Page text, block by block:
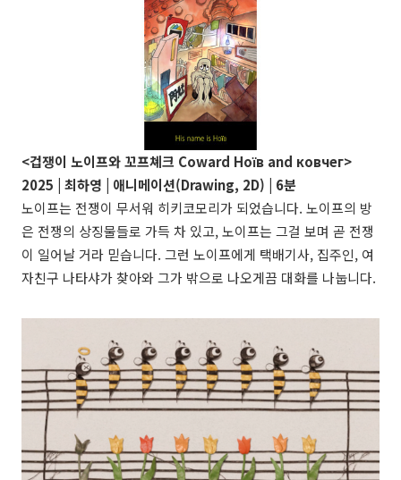
<겁쟁이 노이프와 꼬프쳬크 Coward Ноїв and ковчег>
2025 | 최하영 | 애니메이션(Drawing, 2D) | 6분
노이프는 전쟁이 무서워 히키코모리가 되었습니다. 노이프의 방
은 전쟁의 상징물들로 가득 차 있고, 노이프는 그걸 보며 곧 전쟁
이 일어날 거라 믿습니다. 그런 노이프에게 택배기사, 집주인, 여
자친구 나타샤가 찾아와 그가 밖으로 나오게끔 대화를 나눕니다.